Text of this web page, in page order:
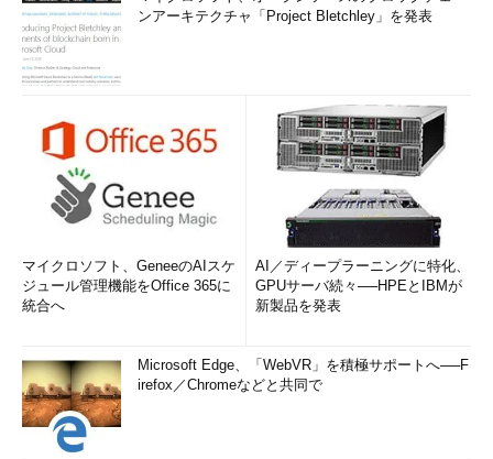
ンアーキテクチャ「Project Bletchley」を発表
マイクロソフト、GeneeのAIスケ
ジュール管理機能をOffice 365に
統合へ
AI／ディープラーニングに特化、
GPUサーバ続々──HPEとIBMが
新製品を発表
Microsoft Edge、「WebVR」を積極サポートへ──F
irefox／Chromeなどと共同で